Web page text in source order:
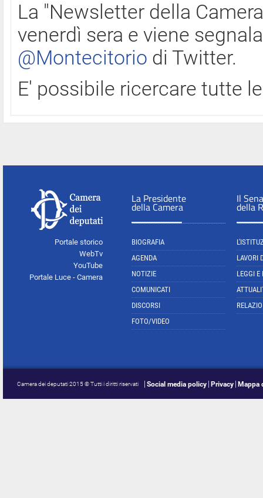
La "Newsletter della
venerdì sera e viene
@Montecitorio di Twitter.
E' possibile ricercare tutte
Portale storico
WebTv
YouTube
Portale Luce - Camera
La Presidente
della Camera
BIOGRAFIA
AGENDA
NOTIZIE
COMUNICATI
DISCORSI
FOTO/VIDEO
Il
della
LAVORI
LEGGI E
Camera dei deputati 2015 © Tutti i diritti riservati Social media policy Privacy Mappa